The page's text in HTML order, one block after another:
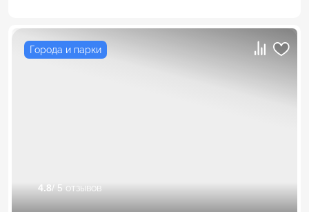
Города и парки
4.8/ 5 отзывов